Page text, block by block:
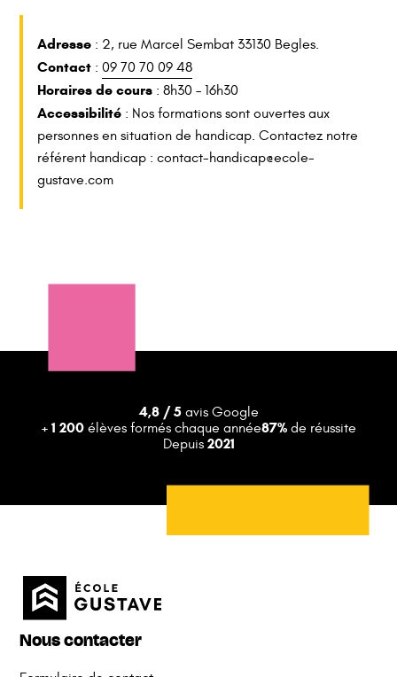
Adresse : 2, rue Marcel Sembat 33130 Begles.
Contact :09 70 70 09 48
Horaires de cours : 8h30 – 16h30
Accessibilité : Nos formations sont ouvertes aux
personnes en situation de handicap. Contactez notre
référent handicap :contact-handicap@ecole-
gustave.com
4,8 / 5avis Google
+ 1 200élèves formés chaque année87%de réussite
Depuis2021
Nous contacter